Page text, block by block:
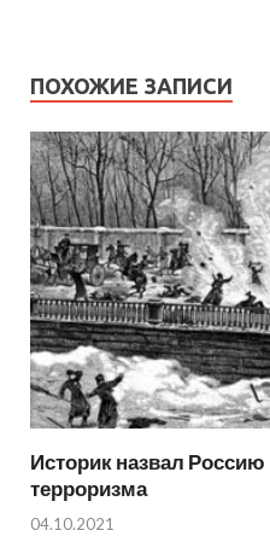
ПОХОЖИЕ ЗАПИСИ
Историк назвал
терроризма
04.10.2021